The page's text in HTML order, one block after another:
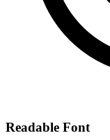
Readable Font